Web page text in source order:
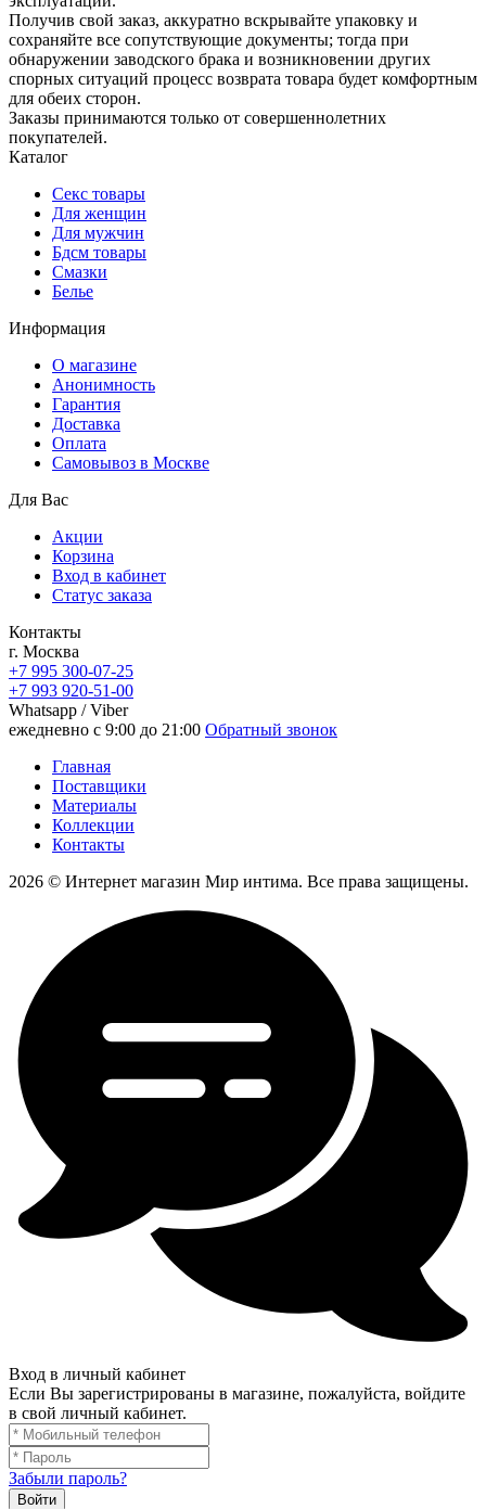
Получив свой заказ, аккуратно вскрывайте упаковку и
сохраняйте все сопутствующие документы; тогда при
обнаружении заводского брака и возникновении других
спорных ситуаций процесс возврата товара будет комфортным
для обеих сторон.
Заказы принимаются только от совершеннолетних
покупателей.
Каталог
Секс товары
Для женщин
Для мужчин
Бдсм товары
Смазки
Белье
Информация
О магазине
Анонимность
Гарантия
Доставка
Oплата
Самовывоз в Москве
Для Вас
Акции
Корзина
Вход в кабинет
Статус заказа
Контакты
г. Москва
+7 995 300-07-25
+7 993 920-51-00
Whatsapp / Viber
ежедневно с 9:00 до 21:00 Обратный звонок
Главная
Поставщики
Материалы
Коллекции
Контакты
2026 © Интернет магазин Мир интима. Все права защищены.
Вход в личный кабинет
Если Вы зарегистрированы в магазине, пожалуйста, войдите
в свой личный кабинет.
Забыли пароль?
Войти